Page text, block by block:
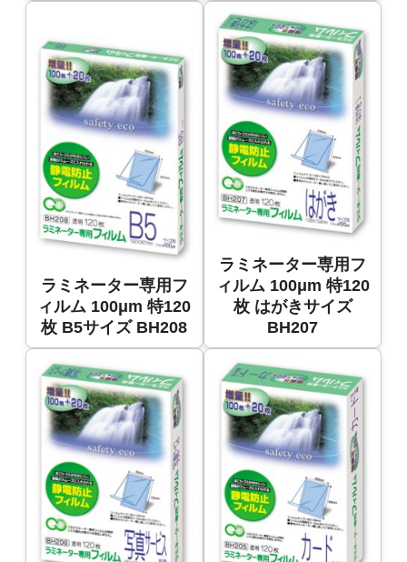
ラミネーター専用フ
ィルム 100μm 特120
枚 B5サイズ BH208
ラミネーター専用フ
ィルム 100μm 特120
枚 はがきサイズ
BH207